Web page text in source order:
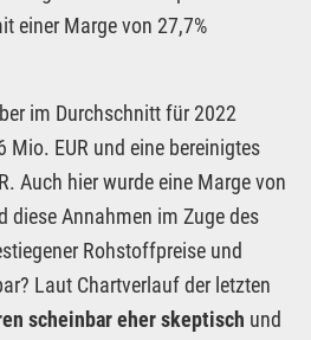
einer Marge von 27,7%
im Durchschnitt für 2022
Mio. EUR und eine bereinigtes
Auch hier wurde eine Marge von
diese Annahmen im Zuge des
Rohstoffpreise und
Laut Chartverlauf der letzten
scheinbar eher skeptisch und